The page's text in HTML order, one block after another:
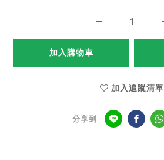
加入購物車
加入追蹤清單
分享到